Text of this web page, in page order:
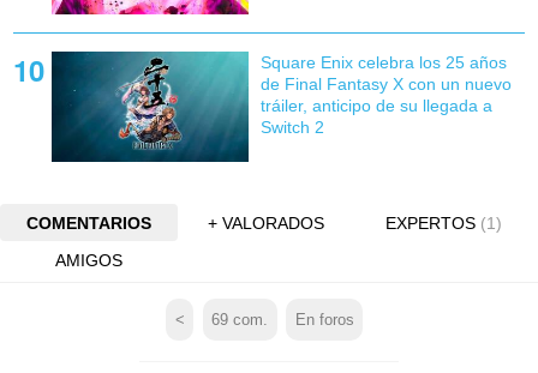
Square Enix celebra los 25 años
de Final Fantasy X con un nuevo
tráiler, anticipo de su llegada a
Switch 2
COMENTARIOS + VALORADOS EXPERTOS (1)
AMIGOS
< 69 com. En foros